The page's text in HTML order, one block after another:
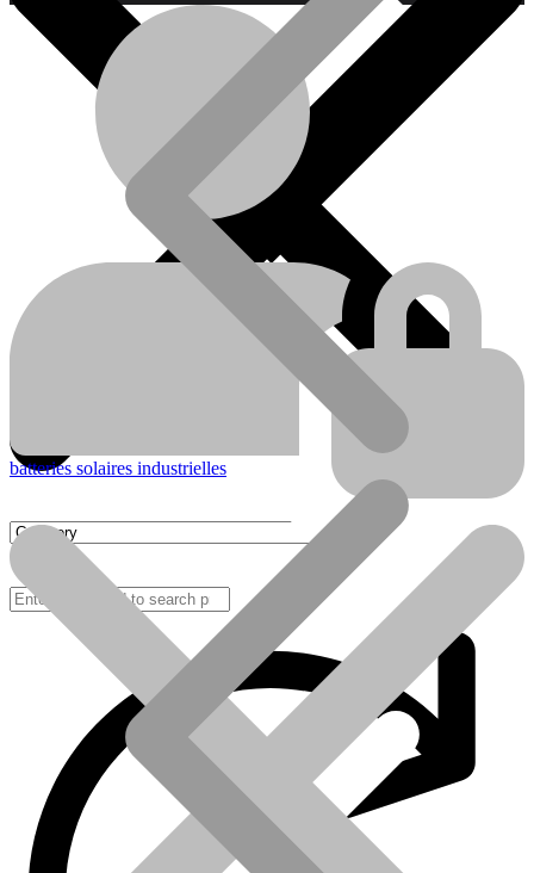
Qui sommes-nous?
batteries solaires industrielles